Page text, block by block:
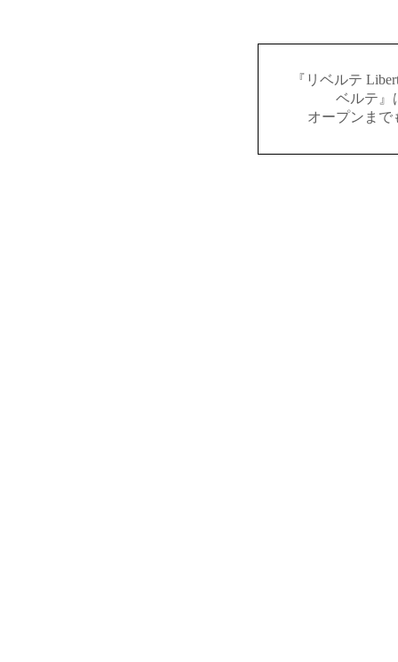
『リベルテ
ベルテ』
オープンまで